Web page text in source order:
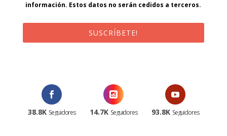
información. Estos datos no serán cedidos a terceros.
SUSCRÍBETE!
38.8K Seguidores 14.7K Seguidores 93.8K Seguidores